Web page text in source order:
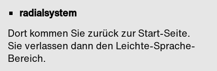
radialsystem
Dort kommen Sie zurück zur Start-Seite.
Sie verlassen dann den Leichte-Sprache-
Bereich.